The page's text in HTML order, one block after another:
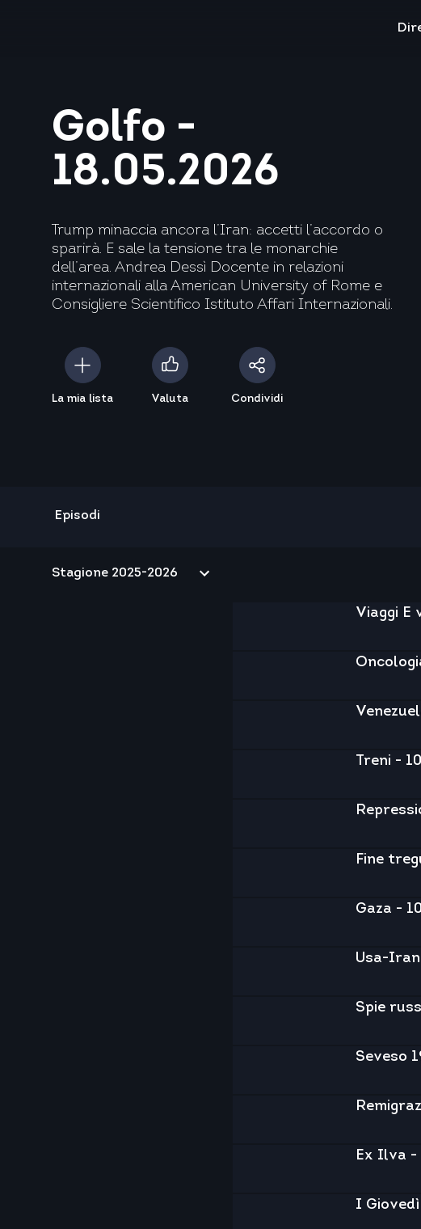
Golfo -
18.05.2026
Trump minaccia ancora l’Iran: accetti l’accordo o
sparirà. E sale la tensione tra le monarchie
dell’area. Andrea Dessì Docente in relazioni
internazionali alla American University of Rome e
Consigliere Scientifico Istituto Affari Internazionali.
La mia lista Valuta Condividi
Episodi
Viaggi E
Treni -
Fine
Gaza -
Usa-Iran
Spie
Seveso
Ex Ilva -
I